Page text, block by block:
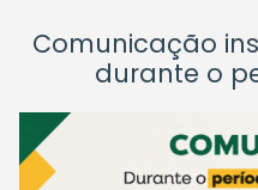
Comunicação
durante o